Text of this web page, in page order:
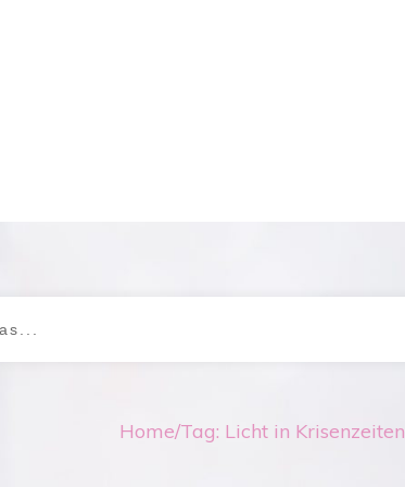
Home/Tag: Licht in Krisenzeiten